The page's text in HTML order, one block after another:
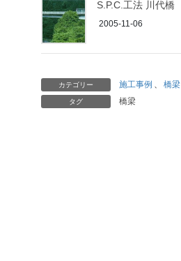
S.P.C.工法 川代橋
2005-11-06
カテゴリー 施工事例 、 橋梁
タグ 橋梁